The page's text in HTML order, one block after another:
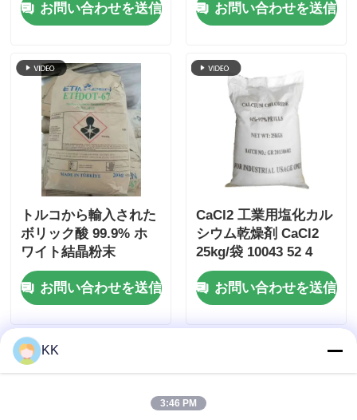
お問い合わせを送信
お問い合わせを送信
トルコから輸入された
ボリック酸 99.9% ホ
ワイト結晶粉末
H3BO3
お問い合わせを送信
CaCl2 工業用塩化カル
シウム乾燥剤 CaCl2
25kg/袋 10043 52 4
お問い合わせを送信
KK
3:46 PM